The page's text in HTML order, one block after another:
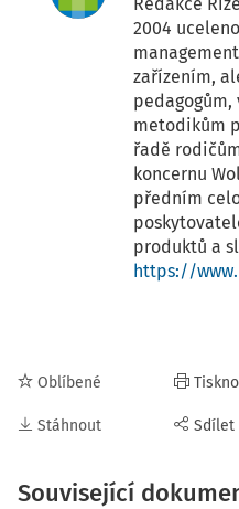
2004
zařízením,
pedagogům,
metodikům
řadě
koncernu
předním
produktů a
https://
Oblíbené
Stáhnout Sdílet
Související